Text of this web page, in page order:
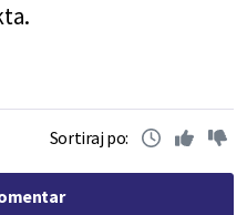
Sortiraj po: